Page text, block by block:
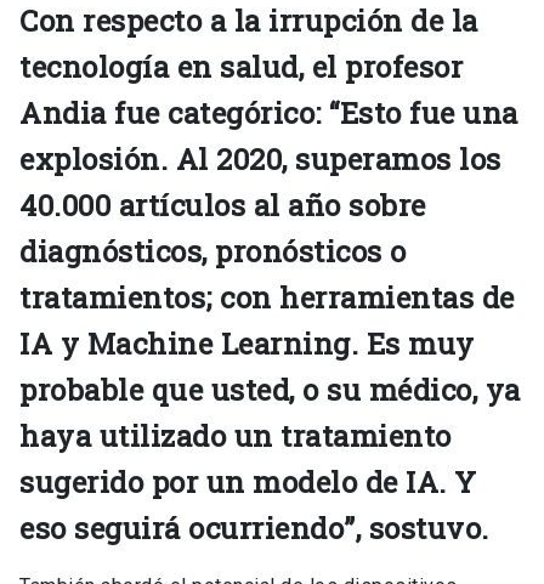
Con respecto a la irrupción de la
tecnología en salud, el profesor
Andia fue categórico: “Esto fue una
explosión. Al 2020, superamos los
40.000 artículos al año sobre
diagnósticos, pronósticos o
tratamientos; con herramientas de
IA y Machine Learning. Es muy
probable que usted, o su médico, ya
haya utilizado un tratamiento
sugerido por un modelo de IA. Y
eso seguirá ocurriendo”, sostuvo.